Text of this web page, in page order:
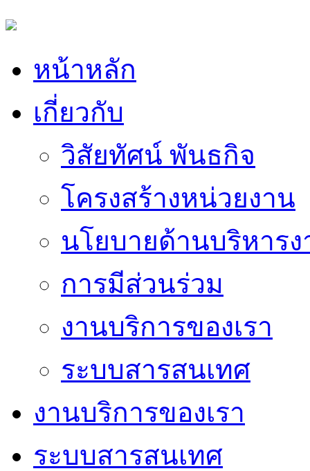
หน้าหลัก
เกี่ยวกับ
วิสัยทัศน์ พันธกิจ
โครงสร้างหน่วยงาน
นโยบายด้านบริหาร
การมีส่วนร่วม
งานบริการของเรา
ระบบสารสนเทศ
งานบริการของเรา
ระบบสารสนเทศ